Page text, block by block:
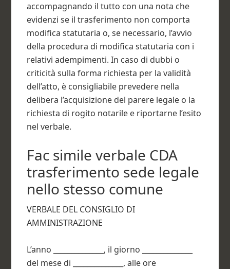
accompagnando il tutto con una nota che
evidenzi se il trasferimento non comporta
modifica statutaria o, se necessario, l’avvio
della procedura di modifica statutaria con i
relativi adempimenti. In caso di dubbi o
criticità sulla forma richiesta per la validità
dell’atto, è consigliabile prevedere nella
delibera l’acquisizione del parere legale o la
richiesta di rogito notarile e riportarne l’esito
nel verbale.
Fac simile verbale CDA
trasferimento sede legale
nello stesso comune​
VERBALE DEL CONSIGLIO DI
AMMINISTRAZIONE
L’anno ______________, il giorno ______________
del mese di ______________, alle ore